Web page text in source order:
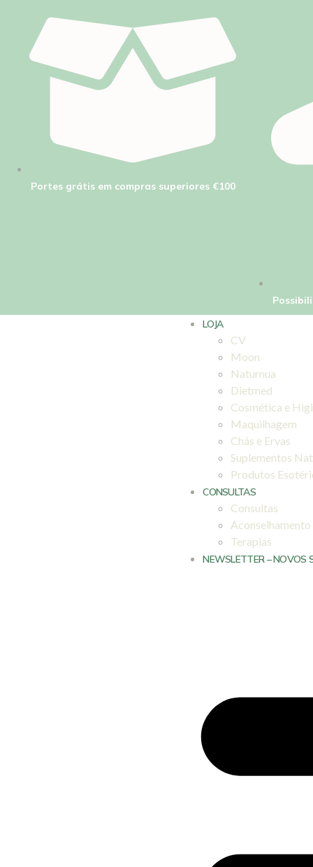
Portes grátis em compras superiores €100
LOJA
CV
Moon
Naturnua
Dietmed
Cosmética e
Maquilhagem
Chás e Ervas
Suplementos
Produtos
CONSULTAS
Consultas
Terapias
NEWSLETTER – NOVOS